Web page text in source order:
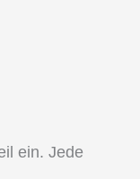
ein. Jede